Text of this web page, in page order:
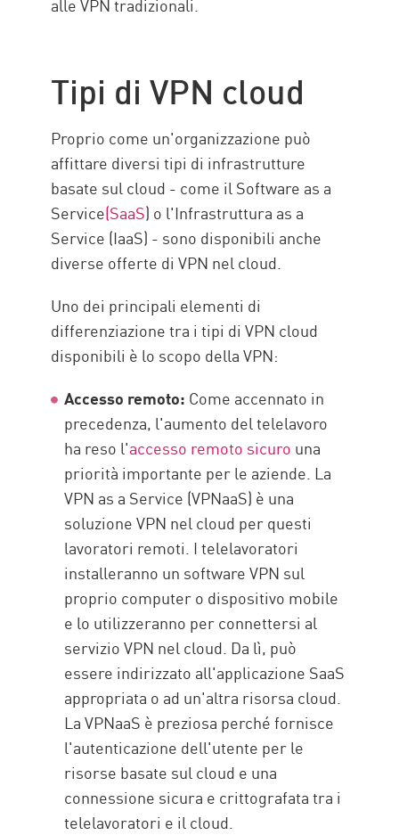
alle VPN tradizionali.
Tipi di VPN cloud
Proprio come un'organizzazione può
affittare diversi tipi di infrastrutture
basate sul cloud - come il Software as a
Service(SaaS) o l'Infrastruttura as a
Service (IaaS) - sono disponibili anche
diverse offerte di VPN nel cloud.
Uno dei principali elementi di
differenziazione tra i tipi di VPN cloud
disponibili è lo scopo della VPN:
Accesso remoto: Come accennato in
precedenza, l'aumento del telelavoro
ha reso l'accesso remoto sicuro una
priorità importante per le aziende. La
VPN as a Service (VPNaaS) è una
soluzione VPN nel cloud per questi
lavoratori remoti. I telelavoratori
installeranno un software VPN sul
proprio computer o dispositivo mobile
e lo utilizzeranno per connettersi al
servizio VPN nel cloud. Da lì, può
essere indirizzato all'applicazione SaaS
appropriata o ad un'altra risorsa cloud.
La VPNaaS è preziosa perché fornisce
l'autenticazione dell'utente per le
risorse basate sul cloud e una
connessione sicura e crittografata tra i
telelavoratori e il cloud.